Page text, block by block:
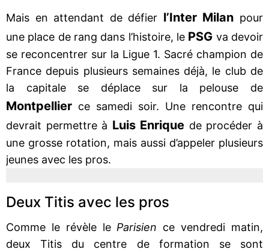
Mais en attendant de défier l’Inter Milan pour
une place de rang dans l’histoire, le PSG va devoir
se reconcentrer sur la Ligue 1. Sacré champion de
France depuis plusieurs semaines déjà, le club de
la capitale se déplace sur la pelouse de
Montpellier ce samedi soir. Une rencontre qui
devrait permettre à Luis Enrique de procéder à
une grosse rotation, mais aussi d’appeler plusieurs
jeunes avec les pros.
Deux Titis avec les pros
Comme le révèle le Parisien ce vendredi matin,
deux Titis du centre de formation se sont